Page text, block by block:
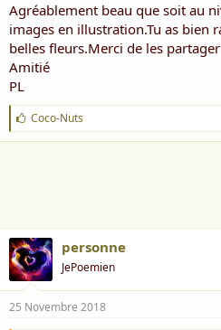
Agréablement beau que soit au
images en illustration.Tu as bien
belles fleurs.Merci de les
Amitié
PL
J
'
a
Coco-Nuts
personne
JePoemien
25 Novembre 2018